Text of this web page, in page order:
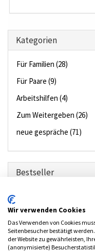
Kategorien
Für Familien (28)
Für Paare (9)
Arbeitshilfen (4)
Zum Weitergeben (26)
neue gespräche (71)
Bestseller
02.Taufe - Das Leben
03.Firmung. Ein Ja Zum
04.Miniflyer - Segen
Wir verwenden Cookies
Das Verwenden von Cookies
Seitenbesucher bestätigt
der Website zu gewährleisten,
(anonymisierte)